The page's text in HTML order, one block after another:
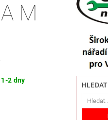
M
2 dny
HLEDAT